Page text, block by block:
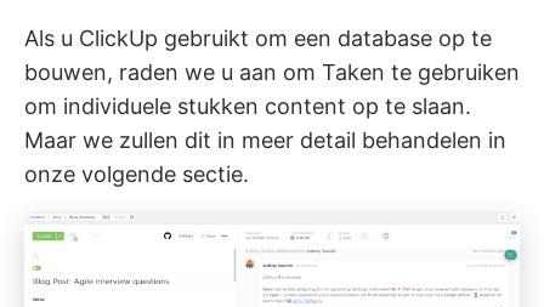
Als u ClickUp gebruikt om een database op te
bouwen, raden we u aan om Taken te gebruiken
om individuele stukken content op te slaan.
Maar we zullen dit in meer detail behandelen in
onze volgende sectie.